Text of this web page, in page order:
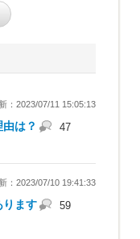
：2023/07/11 15:05:13
は？ 47
：2023/07/10 19:41:33
ります
59